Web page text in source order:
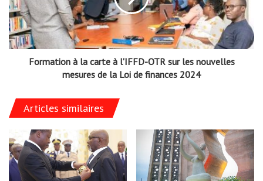
Formation à la carte à l'IFFD-OTR sur les nouvelles
mesures de la Loi de finances 2024
Articles similaires